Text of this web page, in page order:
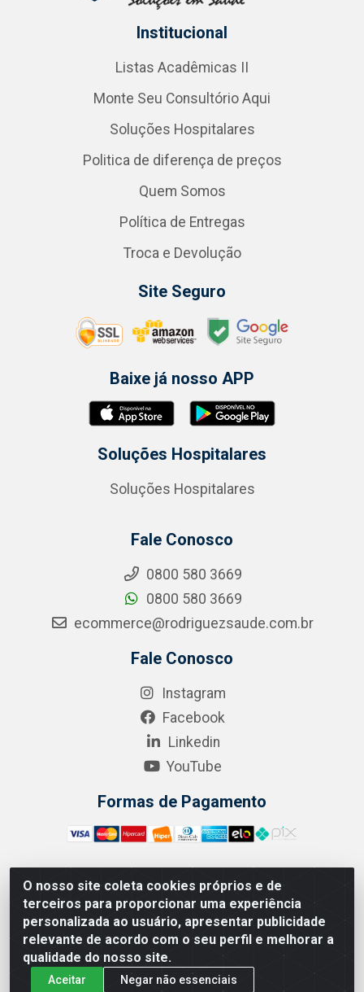
O nosso site coleta cookies próprios e de
terceiros para proporcionar uma experiência
personalizada ao usuário, apresentar publicidade
relevante de acordo com o seu perfil e melhorar a
qualidade do nosso site.
Aceitar Negar não essenciais
Institucional
Listas Acadêmicas II
Monte Seu Consultório Aqui
Soluções Hospitalares
Politica de diferença de preços
Quem Somos
Política de Entregas
Troca e Devolução
Site Seguro
Baixe já nosso APP
Soluções Hospitalares
Soluções Hospitalares
Fale Conosco
0800 580 3669
0800 580 3669
ecommerce@rodriguezsaude.com.br
Fale Conosco
Instagram
Facebook
Linkedin
YouTube
Formas de Pagamento
A.R. RODRIGUEZ SOLUÇÕES EM SAÚDE - Endereço Av.
Joaquim Nabuco, 2235 - Centro, Manaus - AM, CEP
69020-031 - CNPJ 04.562.591/0001-41